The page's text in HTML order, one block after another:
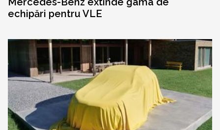
echipări pentru VLE